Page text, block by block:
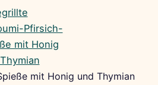
mit Honig und Thymian